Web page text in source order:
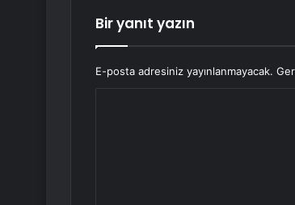
Bir yanıt yazın
E-posta adresiniz yayınlanmayacak.